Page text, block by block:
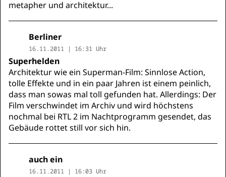
metapher und architektur...
Berliner
16.11.2011 | 16:31 Uhr
Superhelden
Architektur wie ein Superman-Film: Sinnlose Action,
tolle Effekte und in ein paar Jahren ist einem peinlich,
dass man sowas mal toll gefunden hat. Allerdings: Der
Film verschwindet im Archiv und wird höchstens
nochmal bei RTL 2 im Nachtprogramm gesendet, das
Gebäude rottet still vor sich hin.
auch ein
16.11.2011 | 16:03 Uhr